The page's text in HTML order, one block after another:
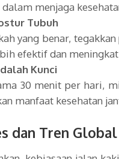
menjaga
Tubuh
yang benar,
efektif dan
Kunci
30 menit per hari,
manfaat kesehatan
dan Tren Global